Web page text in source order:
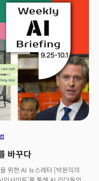
했다. 오는 4분기 매출은
내다봤다.
바꾸다
위한 AI 뉴스레터 [박원익의